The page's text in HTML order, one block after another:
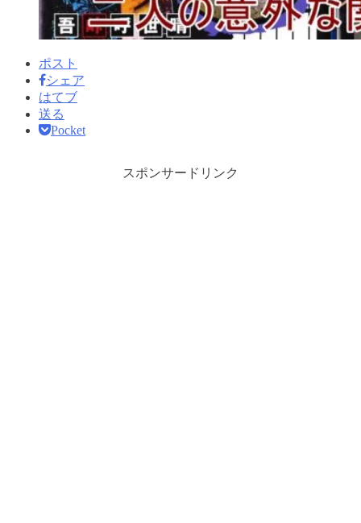
ポスト
シェア
はてブ
送る
Pocket
スポンサードリンク